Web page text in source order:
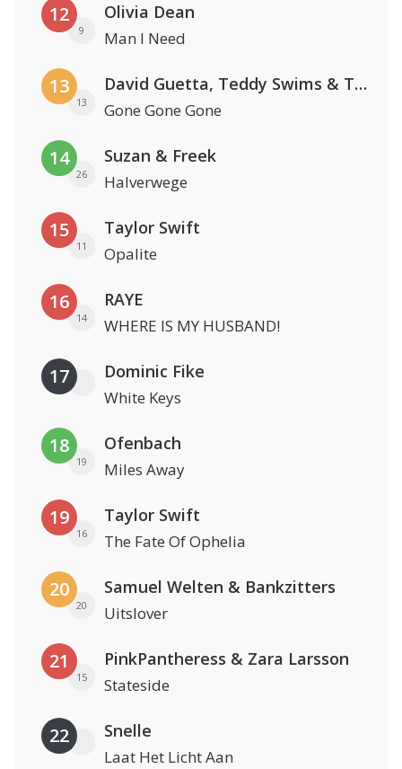
12
9
Olivia Dean
Man I Need
13
13
David Guetta, Teddy Swims & Tones And I
Gone Gone Gone
14
26
Suzan & Freek
Halverwege
15
11
Taylor Swift
Opalite
16
14
RAYE
WHERE IS MY HUSBAND!
17 Dominic Fike
White Keys
18
19
Ofenbach
Miles Away
19
16
Taylor Swift
The Fate Of Ophelia
20
20
Samuel Welten & Bankzitters
Uitslover
21
15
PinkPantheress & Zara Larsson
Stateside
22 Snelle
Laat Het Licht Aan